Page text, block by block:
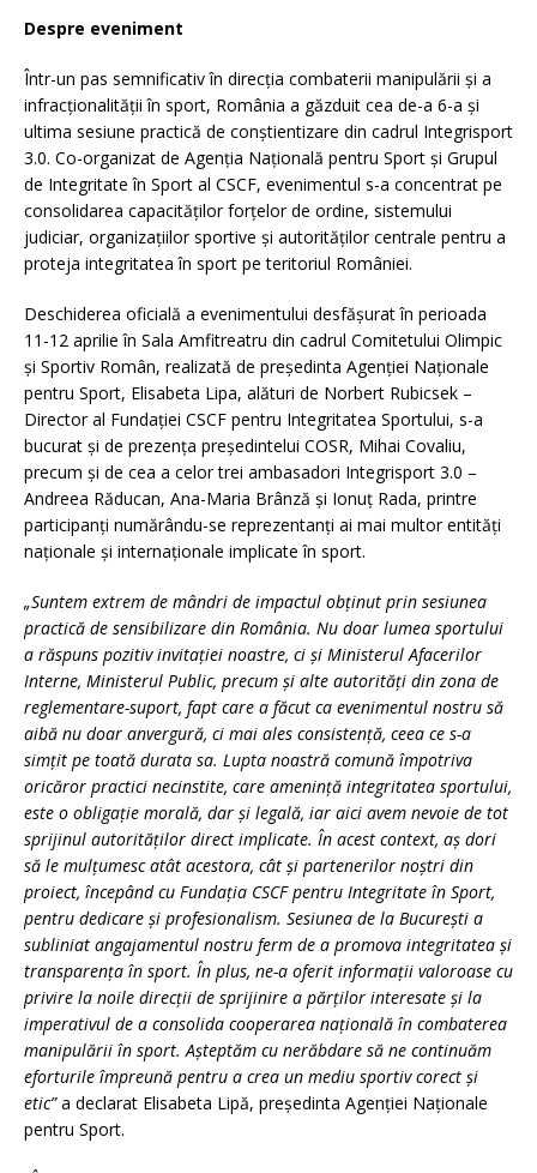
Despre eveniment
Într-un pas semnificativ în direcția combaterii manipulării și a
infracționalității în sport, România a găzduit cea de-a 6-a și
ultima sesiune practică de conștientizare din cadrul Integrisport
3.0. Co-organizat de Agenția Națională pentru Sport și Grupul
de Integritate în Sport al CSCF, evenimentul s-a concentrat pe
consolidarea capacităților forțelor de ordine, sistemului
judiciar, organizațiilor sportive și autorităților centrale pentru a
proteja integritatea în sport pe teritoriul României.
Deschiderea oficială a evenimentului desfășurat în perioada
11-12 aprilie în Sala Amfitreatru din cadrul Comitetului Olimpic
și Sportiv Român, realizată de președinta Agenției Naționale
pentru Sport, Elisabeta Lipa, alături de Norbert Rubicsek –
Director al Fundației CSCF pentru Integritatea Sportului, s-a
bucurat și de prezența președintelui COSR, Mihai Covaliu,
precum și de cea a celor trei ambasadori Integrisport 3.0 –
Andreea Răducan, Ana-Maria Brânză și Ionuț Rada, printre
participanți numărându-se reprezentanți ai mai multor entități
naționale și internaționale implicate în sport.
„Suntem extrem de mândri de impactul obținut prin sesiunea
practică de sensibilizare din România. Nu doar lumea sportului
a răspuns pozitiv invitației noastre, ci și Ministerul Afacerilor
Interne, Ministerul Public, precum și alte autorități din zona de
reglementare-suport, fapt care a făcut ca evenimentul nostru să
aibă nu doar anvergură, ci mai ales consistență, ceea ce s-a
simțit pe toată durata sa. Lupta noastră comună împotriva
oricăror practici necinstite, care amenință integritatea sportului,
este o obligație morală, dar și legală, iar aici avem nevoie de tot
sprijinul autorităților direct implicate. În acest context, aș dori
să le mulțumesc atât acestora, cât și partenerilor noștri din
proiect, începând cu Fundația CSCF pentru Integritate în Sport,
pentru dedicare și profesionalism. Sesiunea de la București a
subliniat angajamentul nostru ferm de a promova integritatea și
transparența în sport. În plus, ne-a oferit informații valoroase cu
privire la noile direcții de sprijinire a părților interesate și la
imperativul de a consolida cooperarea națională în combaterea
manipulării în sport. Așteptăm cu nerăbdare să ne continuăm
eforturile împreună pentru a crea un mediu sportiv corect și
etic”a declarat Elisabeta Lipă, președinta Agenției Naționale
pentru Sport.